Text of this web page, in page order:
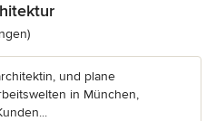
5 von 5 Sternen
und plane
in München,